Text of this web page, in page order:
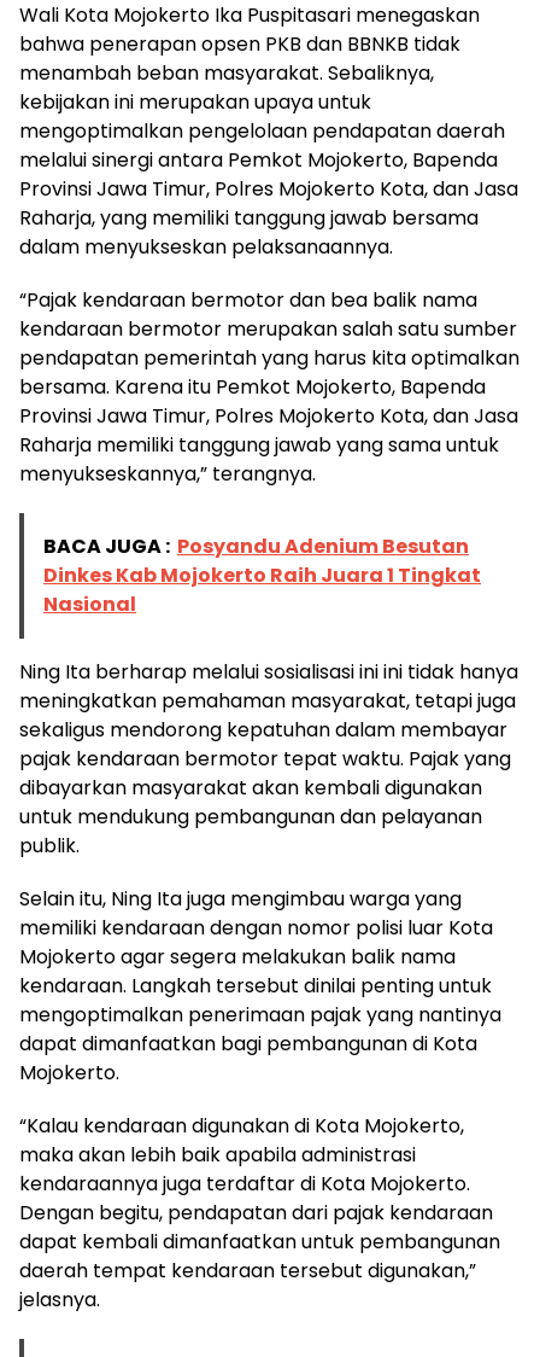
Wali Kota Mojokerto Ika Puspitasari menegaskan
bahwa penerapan opsen PKB dan BBNKB tidak
menambah beban masyarakat. Sebaliknya,
kebijakan ini merupakan upaya untuk
mengoptimalkan pengelolaan pendapatan daerah
melalui sinergi antara Pemkot Mojokerto, Bapenda
Provinsi Jawa Timur, Polres Mojokerto Kota, dan Jasa
Raharja, yang memiliki tanggung jawab bersama
dalam menyukseskan pelaksanaannya.
“Pajak kendaraan bermotor dan bea balik nama
kendaraan bermotor merupakan salah satu sumber
pendapatan pemerintah yang harus kita optimalkan
bersama. Karena itu Pemkot Mojokerto, Bapenda
Provinsi Jawa Timur, Polres Mojokerto Kota, dan Jasa
Raharja memiliki tanggung jawab yang sama untuk
menyukseskannya,” terangnya.
BACA JUGA : Posyandu Adenium Besutan
Dinkes Kab Mojokerto Raih Juara 1 Tingkat
Nasional
Ning Ita berharap melalui sosialisasi ini ini tidak hanya
meningkatkan pemahaman masyarakat, tetapi juga
sekaligus mendorong kepatuhan dalam membayar
pajak kendaraan bermotor tepat waktu. Pajak yang
dibayarkan masyarakat akan kembali digunakan
untuk mendukung pembangunan dan pelayanan
publik.
Selain itu, Ning Ita juga mengimbau warga yang
memiliki kendaraan dengan nomor polisi luar Kota
Mojokerto agar segera melakukan balik nama
kendaraan. Langkah tersebut dinilai penting untuk
mengoptimalkan penerimaan pajak yang nantinya
dapat dimanfaatkan bagi pembangunan di Kota
Mojokerto.
“Kalau kendaraan digunakan di Kota Mojokerto,
maka akan lebih baik apabila administrasi
kendaraannya juga terdaftar di Kota Mojokerto.
Dengan begitu, pendapatan dari pajak kendaraan
dapat kembali dimanfaatkan untuk pembangunan
daerah tempat kendaraan tersebut digunakan,”
jelasnya.